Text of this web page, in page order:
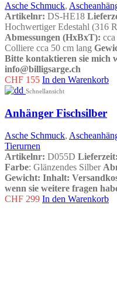
Asche Schmuck,
Artikelnr: DS-HE18
Hochwertiger Edestahl (316
Abmessungen (HxBxT):
Colliere cca 50 cm lang
Bitte kontaktieren sie mich
info@billigsarge.ch
CHF 155 In den Warenkorb
Schnellansicht
Anhänger Fischsilber
Asche Schmuck,
Tierurnen
Artikelnr: D055D Lieferzeit:
Farbe: Glänzendes Silber
Gewicht: Inhalt:
wenn sie weitere fragen
CHF 299 In den Warenkorb